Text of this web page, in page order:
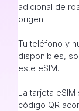
adicional de
origen.
Tu teléfono y
disponibles,
este eSIM.
La tarjeta
código QR